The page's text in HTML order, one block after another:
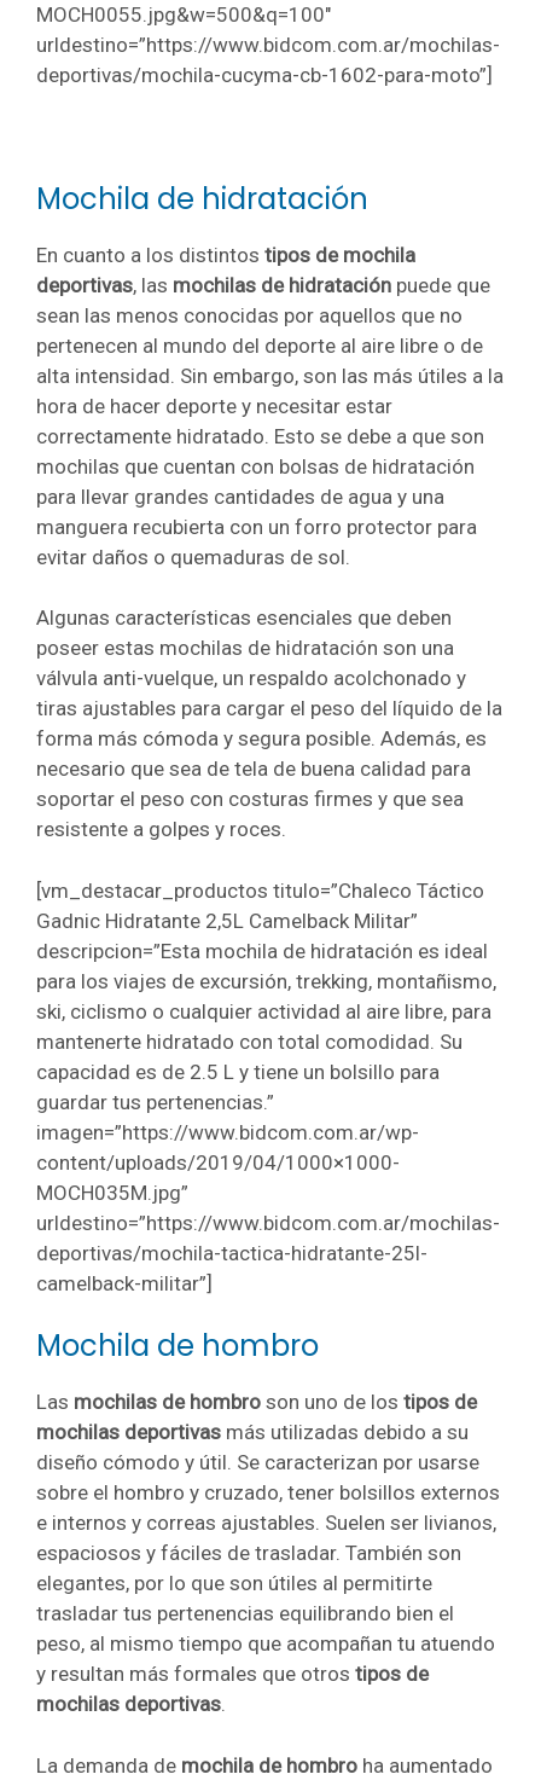
MOCH0055.jpg&w=500&q=100″
urldestino=”https://www.bidcom.com.ar/mochilas-
deportivas/mochila-cucyma-cb-1602-para-moto”]
Mochila de hidratación
En cuanto a los distintos tipos de mochila
deportivas, las mochilas de hidratación puede que
sean las menos conocidas por aquellos que no
pertenecen al mundo del deporte al aire libre o de
alta intensidad. Sin embargo, son las más útiles a la
hora de hacer deporte y necesitar estar
correctamente hidratado. Esto se debe a que son
mochilas que cuentan con bolsas de hidratación
para llevar grandes cantidades de agua y una
manguera recubierta con un forro protector para
evitar daños o quemaduras de sol.
Algunas características esenciales que deben
poseer estas mochilas de hidratación son una
válvula anti-vuelque, un respaldo acolchonado y
tiras ajustables para cargar el peso del líquido de la
forma más cómoda y segura posible. Además, es
necesario que sea de tela de buena calidad para
soportar el peso con costuras firmes y que sea
resistente a golpes y roces.
[vm_destacar_productos titulo=”Chaleco Táctico
Gadnic Hidratante 2,5L Camelback Militar”
descripcion=”Esta mochila de hidratación es ideal
para los viajes de excursión, trekking, montañismo,
ski, ciclismo o cualquier actividad al aire libre, para
mantenerte hidratado con total comodidad. Su
capacidad es de 2.5 L y tiene un bolsillo para
guardar tus pertenencias.”
imagen=”https://www.bidcom.com.ar/wp-
content/uploads/2019/04/1000×1000-
MOCH035M.jpg”
urldestino=”https://www.bidcom.com.ar/mochilas-
deportivas/mochila-tactica-hidratante-25l-
camelback-militar”]
Mochila de hombro
Las mochilas de hombro son uno de los tipos de
mochilas deportivas más utilizadas debido a su
diseño cómodo y útil. Se caracterizan por usarse
sobre el hombro y cruzado, tener bolsillos externos
e internos y correas ajustables. Suelen ser livianos,
espaciosos y fáciles de trasladar. También son
elegantes, por lo que son útiles al permitirte
trasladar tus pertenencias equilibrando bien el
peso, al mismo tiempo que acompañan tu atuendo
y resultan más formales que otros tipos de
mochilas deportivas.
La demanda de mochila de hombro ha aumentado